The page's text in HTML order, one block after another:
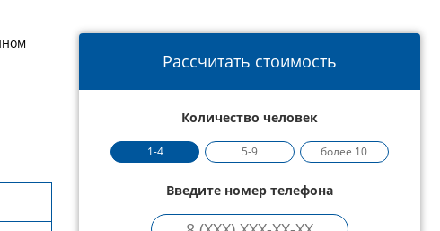
Рассчитать стоимость
Количество человек
1-4 5-9 более 10
Введите номер телефона